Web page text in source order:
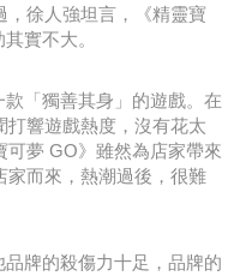
，徐人強坦言，《精靈寶
實不大。
「獨善其身」的遊戲。在
響遊戲熱度，沒有花太
可夢 GO》雖然為店家帶來
家而來，熱潮過後，很難
牌的殺傷力十足，品牌的